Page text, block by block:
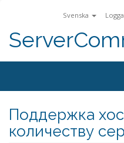
Svenska
Поддержка
количеству